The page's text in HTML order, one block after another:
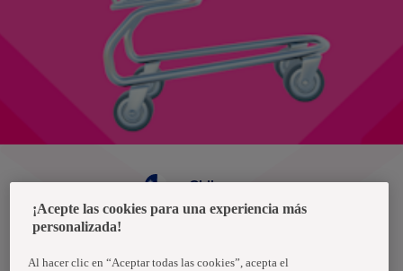
Términos y condiciones
Chile
¡Acepte las cookies para una experiencia más
personalizada!
Al hacer clic en “Aceptar todas las cookies”, acepta el